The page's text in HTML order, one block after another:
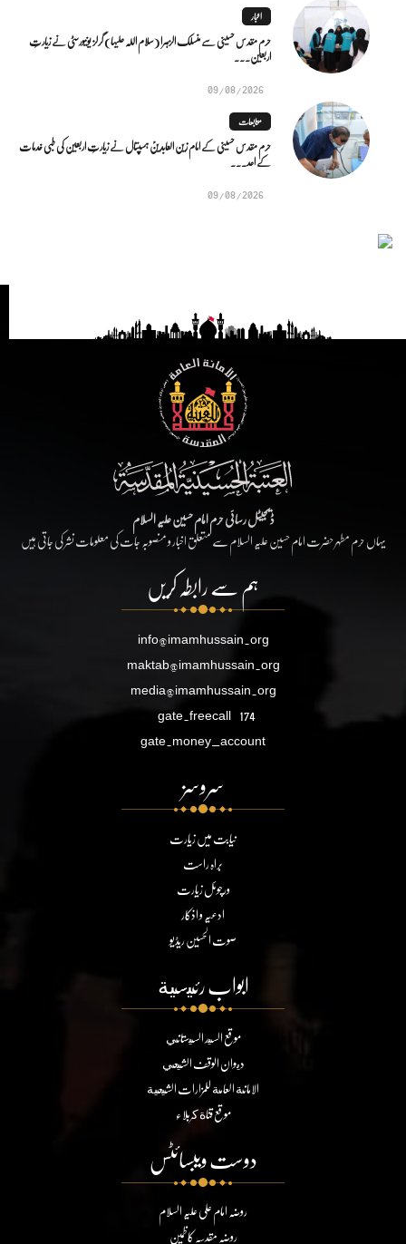
اخبار
حرم مقدس حسینی سے منسلک الزہرا (سلام اللہ علیہا) گرلز یونیورسٹی نے زیارتِ
اربعین...
09/08/2026
متابعات
حرم مقدس حسینی کے امام زین العابدینؑ ہسپتال نے زیارتِ اربعین کی طبی خدمات
کے اعد...
09/08/2026
ڈیجیٹل رسائی حرم امام حسین علیہ السلام
یہاں حرم مطہر حضرت امام حسین علیہ السلام سے متعلق اخبار و منصوبہ جات کی معلومات نشر کی جاتی ہیں
ہم سے رابطہ کریں
info@imamhussain.org
maktab@imamhussain.org
media@imamhussain.org
gate.freecall 174
gate.money_account
سروسز
نیابت میں زیارت
براہ راست
ورچوئل زیارت
ادعیہ و اذکار
صوت الحسین ریڈیو
ابواب رئيسية
موقع السيد السيستاني
ديوان الوقف الشيعي
الامانة العامة للمزارات الشيعية
موقع قناة كربلاء
دوست ویبسائٹس
روضہ امام علی علیہ السلام
روضہ مقدسہ کاظمین